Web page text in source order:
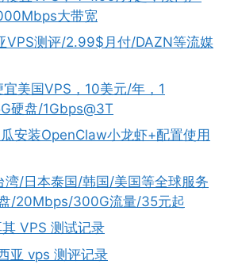
大带宽
VPS测评/2.99$月付/DAZN等流媒
美国VPS，10美元/年，1
硬盘/1Gbps@3T
安装OpenClaw小龙虾+配置使用
湾/日本泰国/韩国/美国等全球服务
/20Mbps/300G流量/35元起
VPS 测试记录
亚 vps 测评记录